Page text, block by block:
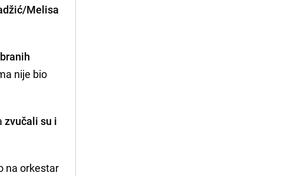
Melisa
nije bio
zvučali su i
na orkestar